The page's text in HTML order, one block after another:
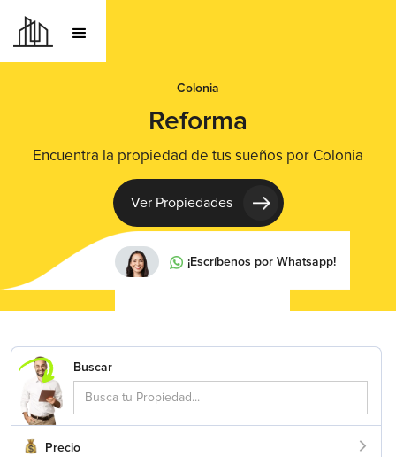
Colonia
Reforma
Encuentra la propiedad de tus sueños por Colonia
Ver Propiedades
¡Escríbenos por Whatsapp!
Buscar
Precio